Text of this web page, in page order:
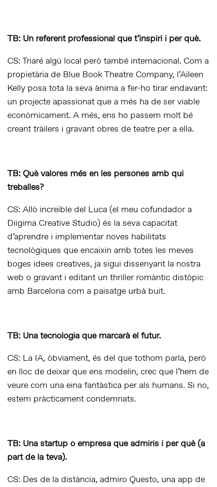
TB: Un referent professional que t’inspiri i per què.
CS: Triaré algú local però també internacional. Com a
propietària de Blue Book Theatre Company, l’Aileen
Kelly posa tota la seva ànima a fer-ho tirar endavant:
un projecte apassionat que a més ha de ser viable
econòmicament. A més, ens ho passem molt bé
creant tràilers i gravant obres de teatre per a ella.
TB: Què valores més en les persones amb qui
treballes?
CS: Allò increïble del Luca (el meu cofundador a
Diigima Creative Studio) és la seva capacitat
d’aprendre i implementar noves habilitats
tecnològiques que encaixin amb totes les meves
boges idees creatives, ja sigui dissenyant la nostra
web o gravant i editant un thriller romàntic distòpic
amb Barcelona com a paisatge urbà buit.
TB: Una tecnologia que marcarà el futur.
CS: La IA, òbviament, és del que tothom parla, però
en lloc de deixar que ens modelin, crec que l’hem de
veure com una eina fantàstica per als humans. Si no,
estem pràcticament condemnats.
TB: Una startup o empresa que admiris i per què (a
part de la teva).
CS: Des de la distància, admiro Questo, una app de